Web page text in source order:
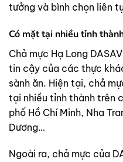
tưởng và bình chọn liên
Có mặt tại nhiều tỉnh
Chả mực Hạ Long
tin cậy của các thực
sành ăn. Hiện tại, chả
tại nhiều tỉnh thành trên
phố Hồ Chí Minh, Nha
Dương…
Ngoài ra, chả mực của